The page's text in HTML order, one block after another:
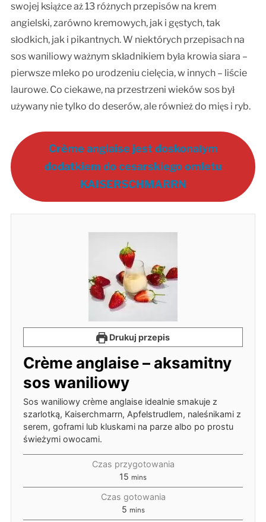
swojej książce aż 13 różnych przepisów na krem
angielski, zarówno kremowych, jak i gęstych, tak
słodkich, jak i pikantnych. W niektórych przepisach na
sos waniliowy ważnym składnikiem była krowia siara –
pierwsze mleko po urodzeniu cielęcia, w innych – liście
laurowe. Co ciekawe, na przestrzeni wieków sos był
używany nie tylko do deserów, ale również do mięs i ryb.
Crème anglaise jest doskonałym
dodatkiem do cesarskiego omletu
KAISERSCHMARRN
Drukuj przepis
Crème anglaise – aksamitny
sos waniliowy
Sos waniliowy crème anglaise idealnie smakuje z
szarlotką, Kaiserchmarrn, Apfelstrudlem, naleśnikami z
serem, goframi lub kluskami na parze albo po prostu
świeżymi owocami.
Czas przygotowania
15 mins
Czas gotowania
5 mins